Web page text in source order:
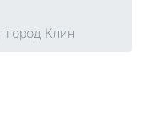
город Клин